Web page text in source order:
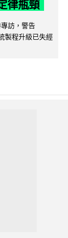
律瓶頸
訪，警告
製程升級已失經